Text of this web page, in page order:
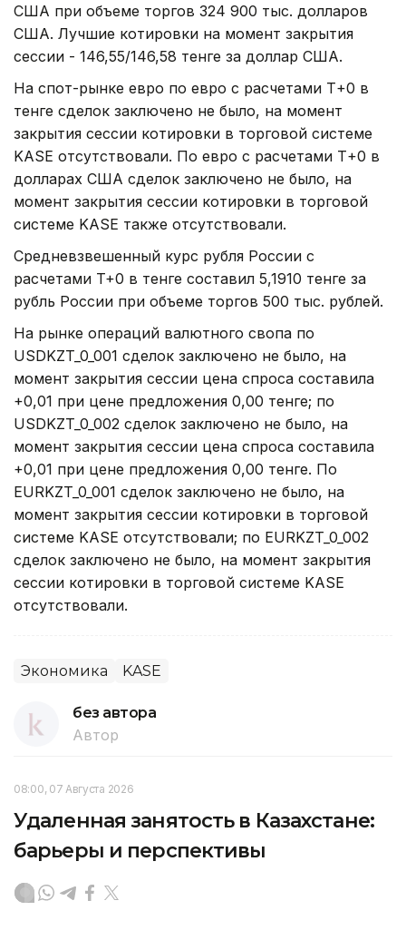
США при объеме торгов 324 900 тыс. долларов
США. Лучшие котировки на момент закрытия
сессии - 146,55/146,58 тенге за доллар США.
На спот-рынке евро по евро с расчетами Т+0 в
тенге сделок заключено не было, на момент
закрытия сессии котировки в торговой системе
KASE отсутствовали. По евро с расчетами Т+0 в
долларах США сделок заключено не было, на
момент закрытия сессии котировки в торговой
системе KASE также отсутствовали.
Средневзвешенный курс рубля России с
расчетами T+0 в тенге составил 5,1910 тенге за
рубль России при объеме торгов 500 тыс. рублей.
На рынке операций валютного свопа по
USDKZT_0_001 сделок заключено не было, на
момент закрытия сессии цена спроса составила
+0,01 при цене предложения 0,00 тенге; по
USDKZT_0_002 сделок заключено не было, на
момент закрытия сессии цена спроса составила
+0,01 при цене предложения 0,00 тенге. По
EURKZT_0_001 сделок заключено не было, на
момент закрытия сессии котировки в торговой
системе KASE отсутствовали; по EURKZT_0_002
сделок заключено не было, на момент закрытия
сессии котировки в торговой системе KASE
отсутствовали.
Экономика KASE
без автора
Автор
08:00, 07 Августа 2026
Удаленная занятость в Казахстане:
барьеры и перспективы